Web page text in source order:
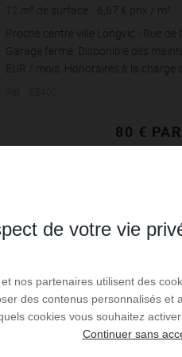
12 m² de surface 6,67 € prix / m²
Proche centre ville Longvic - Rue de
Garage fermé. Disponible dès
EUR / mois. Honoraires à la charge
80 €
de votre vie
nos partenaires utilisent des
des contenus personnalisés et
cookies vous souhaitez activer
Continuer sans